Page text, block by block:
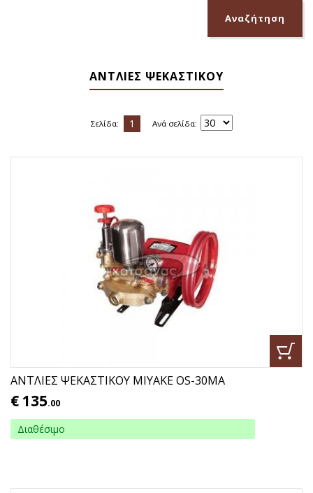
ΑΝΤΛΙΕΣ ΨΕΚΑΣΤΙΚΟΥ
Σελίδα: 1 Ανά σελίδα:
ΑΝΤΛΙΕΣ ΨΕΚΑΣΤΙΚΟΥ ΜΙΥΑΚΕ ΟS-30ΜΑ
€ 135.00
Διαθέσιμο